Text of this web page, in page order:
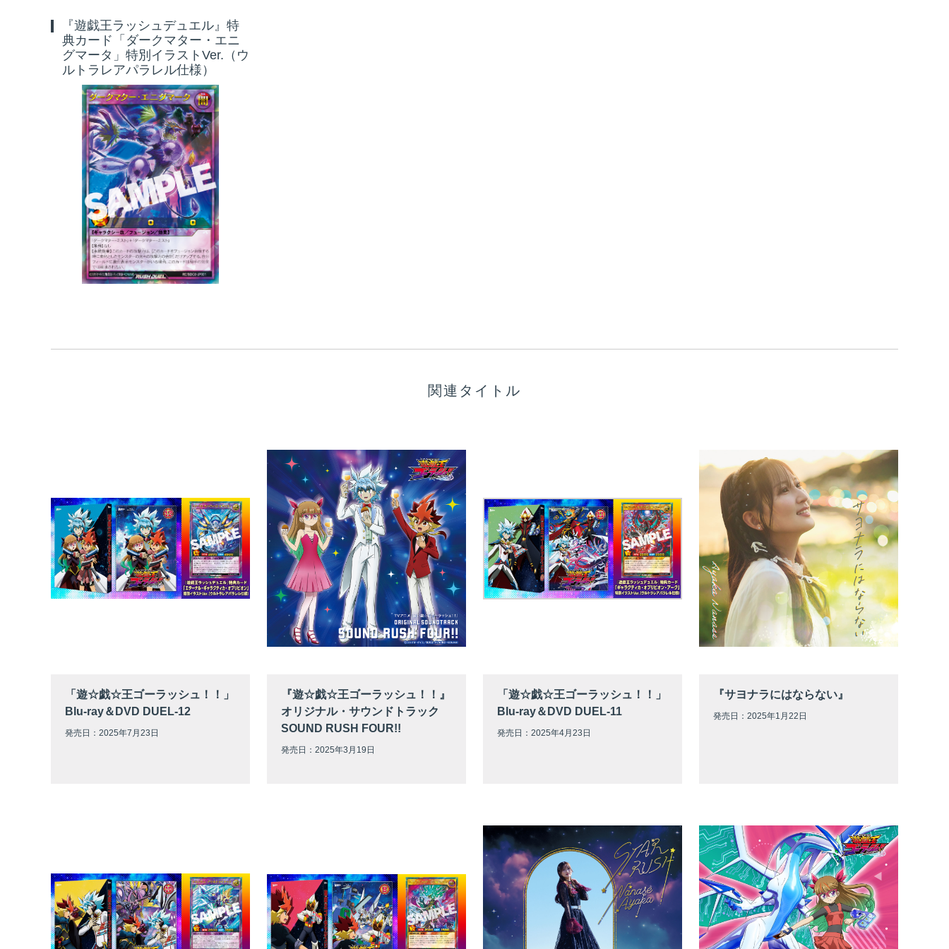
『遊戯王ラッシュデュエル』特
典カード「ダークマター・エニ
グマータ」特別イラストVer.（ウ
ルトラレアパラレル仕様）
関連タイトル
「遊☆戯☆王ゴーラッシュ！！」
Blu-ray＆DVD DUEL-12
発売日：2025年7月23日
『遊☆戯☆王ゴーラッシュ！！』
オリジナル・サウンドトラック
SOUND RUSH FOUR!!
発売日：2025年3月19日
「遊☆戯☆王ゴーラッシュ！！」
Blu-ray＆DVD DUEL-11
発売日：2025年4月23日
『サヨナラにはならない』
発売日：2025年1月22日